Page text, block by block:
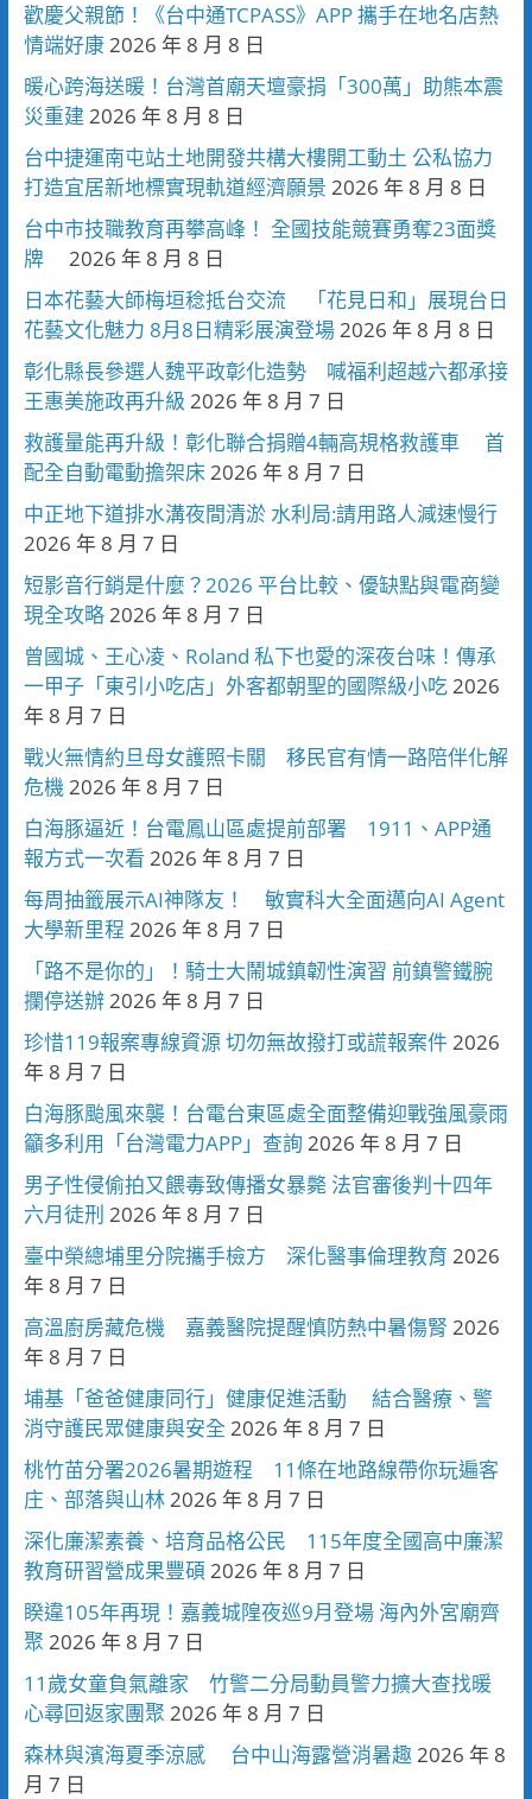
歡慶父親節！《台中通TCPASS》APP 攜手在地名店熱
情端好康2026 年 8 月 8 日
暖心跨海送暖！台灣首廟天壇豪捐「300萬」助熊本震
災重建 2026 年 8 月 8 日
台中捷運南屯站土地開發共構大樓開工動土 公私協力
打造宜居新地標實現軌道經濟願景 2026 年 8 月 8 日
台中市技職教育再攀高峰！ 全國技能競賽勇奪23面獎
牌
2026 年 8 月 8 日
日本花藝大師梅垣稔抵台交流 「花見日和」展現台日
花藝文化魅力 8月8日精彩展演登場2026 年 8 月 8 日
彰化縣長參選人魏平政彰化造勢 喊福利超越六都承接
王惠美施政再升級 2026 年 8 月 7 日
救護量能再升級！彰化聯合捐贈4輛高規格救護車 首
配全自動電動擔架床2026 年 8 月 7 日
中正地下道排水溝夜間清淤 水利局:請用路人減速慢行
2026 年 8 月 7 日
短影音行銷是什麼？2026 平台比較、優缺點與電商變
現全攻略2026 年 8 月 7 日
曾國城、王心凌、Roland 私下也愛的深夜台味！傳承
一甲子「東引小吃店」外客都朝聖的國際級小吃2026
年 8 月 7 日
戰火無情約旦母女護照卡關 移民官有情一路陪伴化解
危機2026 年 8 月 7 日
白海豚逼近！台電鳳山區處提前部署 1911、APP通
報方式一次看 2026 年 8 月 7 日
每周抽籤展示AI神隊友！ 敏實科大全面邁向AI Agent
大學新里程 2026 年 8 月 7 日
「路不是你的」！騎士大鬧城鎮韌性演習 前鎮警鐵腕
攔停送辦2026 年 8 月 7 日
珍惜119報案專線資源 切勿無故撥打或謊報案件2026
年 8 月 7 日
白海豚颱風來襲！台電台東區處全面整備迎戰強風豪雨
籲多利用「台灣電力APP」查詢 2026 年 8 月 7 日
男子性侵偷拍又餵毒致傳播女暴斃 法官審後判十四年
六月徒刑 2026 年 8 月 7 日
臺中榮總埔里分院攜手檢方 深化醫事倫理教育 2026
年 8 月 7 日
高溫廚房藏危機 嘉義醫院提醒慎防熱中暑傷腎 2026
年 8 月 7 日
埔基「爸爸健康同行」健康促進活動 結合醫療、警
消守護民眾健康與安全 2026 年 8 月 7 日
桃竹苗分署2026暑期遊程 11條在地路線帶你玩遍客
庄、部落與山林2026 年 8 月 7 日
深化廉潔素養、培育品格公民 115年度全國高中廉潔
教育研習營成果豐碩 2026 年 8 月 7 日
睽違105年再現！嘉義城隍夜巡9月登場 海內外宮廟齊
聚 2026 年 8 月 7 日
11歲女童負氣離家 竹警二分局動員警力擴大查找暖
心尋回返家團聚 2026 年 8 月 7 日
森林與濱海夏季涼感 台中山海露營消暑趣2026 年 8
月 7 日